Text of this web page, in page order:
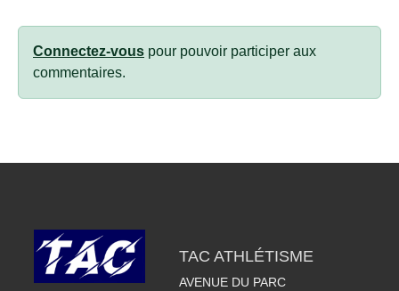
Connectez-vous pour pouvoir participer aux
commentaires.
TAC ATHLÉTISME
AVENUE DU PARC